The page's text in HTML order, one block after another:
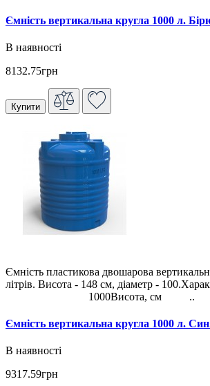
Ємність вертикальна кругла 1000 л.
В наявності
8132.75грн
Купити
Ємність пластикова двошарова
літрів. Висота - 148 см, діаметр -
1000Висота, см ..
Ємність вертикальна кругла 1000 л.
В наявності
9317.59грн